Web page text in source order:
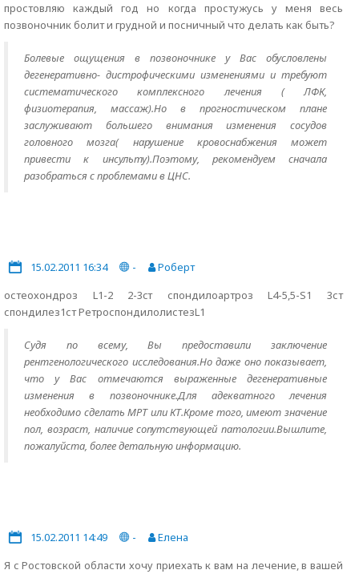
простовляю каждый год но когда простужусь у меня весь
позвоночник болит и грудной и посничный что делать как быть?
Болевые ощущения в позвоночнике у Вас обусловлены
дегенеративно- дистрофическими изменениями и требуют
систематического комплексного лечения ( ЛФК,
физиотерапия, массаж).Но в прогностическом плане
заслуживают большего внимания изменения сосудов
головного мозга( нарушение кровоснабжения может
привести к инсульту).Поэтому, рекомендуем сначала
разобраться с проблемами в ЦНС.
15.02.2011 16:34 -
Роберт
остеохондроз L1-2 2-3cт спондилоартроз L4-5,5-S1 3ст
спондилез1ст РетроспондилолистезL1
Судя по всему, Вы предоставили заключение
рентгенологического исследования.Но даже оно показывает,
что у Вас отмечаются выраженные дегенеративные
изменения в позвоночнике.Для адекватного лечения
необходимо сделать МРТ или КТ.Кроме того, имеют значение
пол, возраст, наличие сопутствующей патологии.Вышлите,
пожалуйста, более детальную информацию.
15.02.2011 14:49 -
Елена
Я с Ростовской области хочу приехать к вам на лечение, в вашей